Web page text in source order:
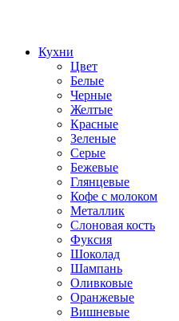
Кухни
Цвет
Белые
Черные
Желтые
Красные
Зеленые
Серые
Бежевые
Глянцевые
Кофе с молоком
Металлик
Слоновая кость
Фуксия
Шоколад
Шампань
Оливковые
Оранжевые
Вишневые